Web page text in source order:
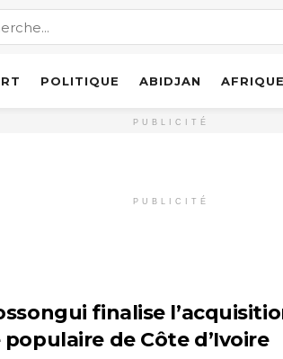
POLITIQUE ABIDJAN AFRIQUE
PUBLICITÉ
PUBLICITÉ
finalise
de Côte d’Ivoire